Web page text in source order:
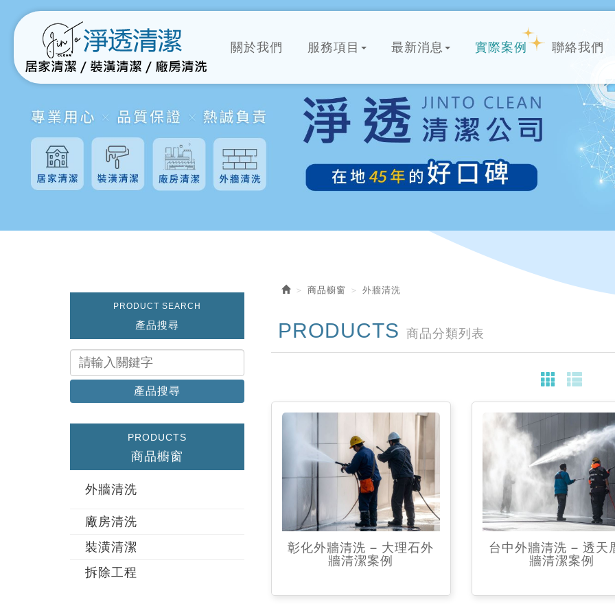
關於我們 服務項目 最新消息 實際案例 聯絡我們
PRODUCT SEARCH
產品搜尋
產品搜尋
PRODUCTS
商品櫥窗
外牆清洗
廠房清洗
裝潢清潔
拆除工程
商品櫥窗 外牆清洗
PRODUCTS 商品分類列表
彰化外牆清洗 – 大理石外
牆清潔案例
台中外牆清洗 – 透天
牆清潔案例